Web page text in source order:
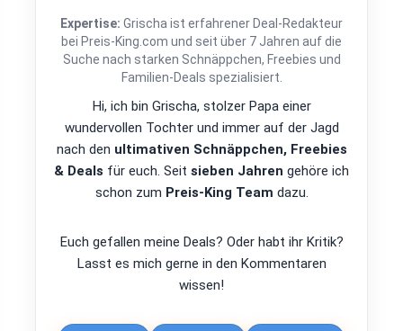
Expertise: Grischa ist erfahrener Deal-Redakteur
bei Preis-King.com und seit über 7 Jahren auf die
Suche nach starken Schnäppchen, Freebies und
Familien-Deals spezialisiert.
Hi, ich bin Grischa, stolzer Papa einer
wundervollen Tochter und immer auf der Jagd
nach den ultimativen Schnäppchen, Freebies
& Deals für euch. Seit sieben Jahren gehöre ich
schon zum Preis-King Team dazu.
Euch gefallen meine Deals? Oder habt ihr Kritik?
Lasst es mich gerne in den Kommentaren
wissen!